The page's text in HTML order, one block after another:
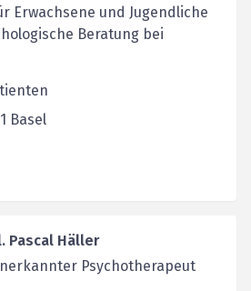
Erwachsene und Jugendliche
Beratung bei
Basel
Pascal Häller
Psychotherapeut